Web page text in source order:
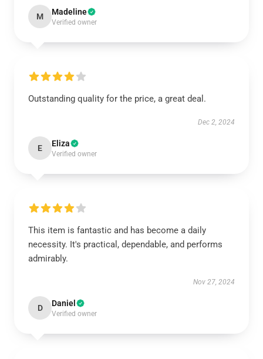
M Madeline
Verified owner
Outstanding quality for the price, a great deal.
Dec 2, 2024
E Eliza
Verified owner
This item is fantastic and has become a daily
necessity. It's practical, dependable, and performs
admirably.
Nov 27, 2024
D Daniel
Verified owner